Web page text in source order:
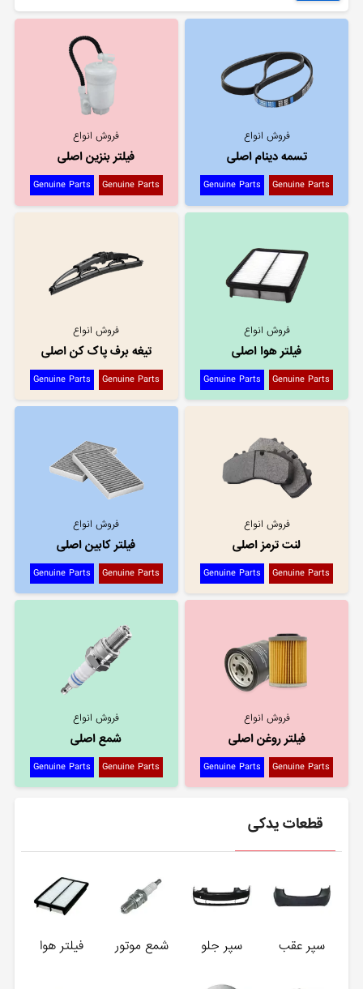
فروش انواع
تسمه دینام اصلی
Genuine Parts
Genuine Parts
فروش انواع
فیلتر بنزین اصلی
Genuine Parts
Genuine Parts
فروش انواع
فیلتر هوا اصلی
Genuine Parts
Genuine Parts
فروش انواع
تیغه برف پاک کن اصلی
Genuine Parts
Genuine Parts
فروش انواع
لنت ترمز اصلی
Genuine Parts
Genuine Parts
فروش انواع
فیلتر کابین اصلی
Genuine Parts
Genuine Parts
فروش انواع
فیلتر روغن اصلی
Genuine Parts
Genuine Parts
فروش انواع
شمع اصلی
Genuine Parts
Genuine Parts
قطعات یدکی
سپر عقب سپر جلو شمع موتور فیلتر هوا